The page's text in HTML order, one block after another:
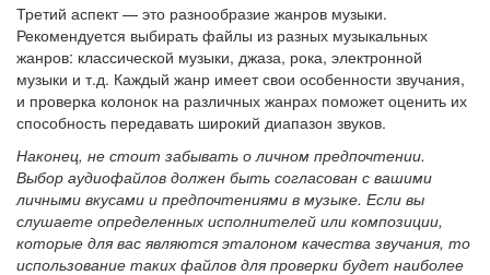
Третий аспект — это разнообразие жанров музыки.
Рекомендуется выбирать файлы из разных музыкальных
жанров: классической музыки, джаза, рока, электронной
музыки и т.д. Каждый жанр имеет свои особенности звучания,
и проверка колонок на различных жанрах поможет оценить их
способность передавать широкий диапазон звуков.
Наконец, не стоит забывать о личном предпочтении.
Выбор аудиофайлов должен быть согласован с вашими
личными вкусами и предпочтениями в музыке. Если вы
слушаете определенных исполнителей или композиции,
которые для вас являются эталоном качества звучания, то
использование таких файлов для проверки будет наиболее